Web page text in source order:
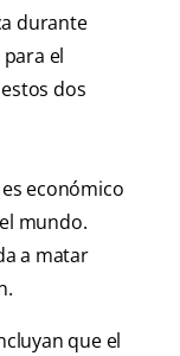
durante
el
dos
económico
mundo.
a matar
que el